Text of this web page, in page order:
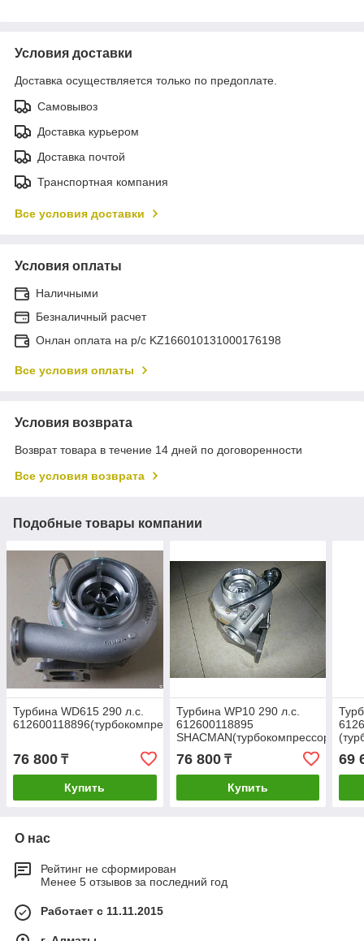
Условия доставки
Доставка осуществляется только по предоплате.
Самовывоз
Доставка курьером
Доставка почтой
Транспортная компания
Все условия доставки
Условия оплаты
Наличными
Безналичный расчет
Онлан оплата на р/с KZ166010131000176198
Все условия оплаты
Условия возврата
Возврат товара в течение 14 дней по договоренности
Все условия возврата
Подобные товары компании
Турбина WD615 290 л.с.
612600118896(турбокомпрессор)
76 800 ₸
Купить
Турбина WP10 290 л.с.
612600118895
SHACMAN(турбокомпрессор)
76 800₸
Купить
69
О нас
Рейтинг не сформирован
Менее 5 отзывов за последний год
Работает с 11.11.2015